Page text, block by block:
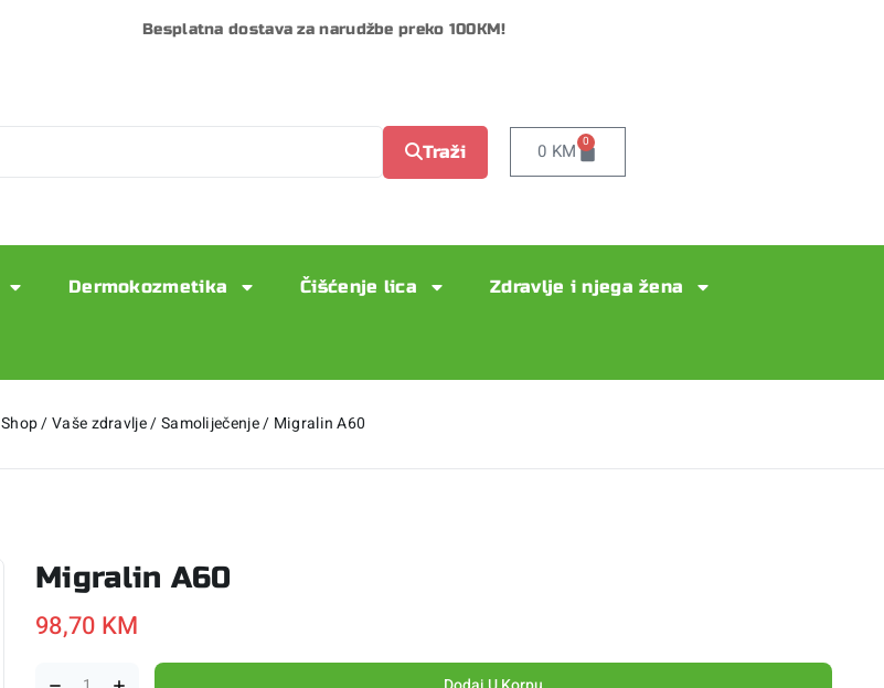
Besplatna dostava za narudžbe preko 100KM!
Traži 0 KM 0
Dermokozmetika Čišćenje lica Zdravlje i njega žena
Shop/Vaše zdravlje/Samoliječenje/ Migralin A60
Migralin A60
98,70 KM